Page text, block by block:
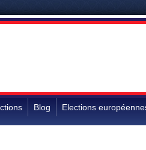
Blog Elections